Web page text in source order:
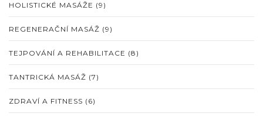
HOLISTICKÉ MASÁŽE (9)
REGENERAČNÍ MASÁŽ (9)
TEJPOVÁNÍ A REHABILITACE (8)
TANTRICKÁ MASÁŽ (7)
ZDRAVÍ A FITNESS (6)